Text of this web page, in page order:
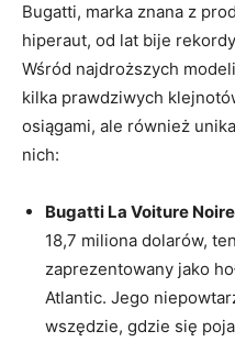
Bugatti, marka znana z
hiperaut, od lat bije
Wśród najdroższych
kilka prawdziwych‌
osiągami, ale również
nich:
Bugatti​ La Voiture ‍Noire
18,7 miliona dolarów,
⁣zaprezentowany ‌jako
Atlantic. Jego
wszędzie, ​gdzie się